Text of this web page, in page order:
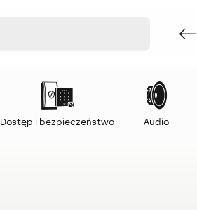
Dostęp i bezpieczeństwo Audio